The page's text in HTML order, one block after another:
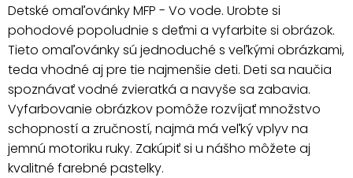
Detské omaľovánky MFP - Vo vode. Urobte si
pohodové popoludnie s deťmi a vyfarbite si obrázok.
Tieto omaľovánky sú jednoduché s veľkými obrázkami,
teda vhodné aj pre tie najmenšie deti. Deti sa naučia
spoznávať vodné zvieratká a navyše sa zabavia.
Vyfarbovanie obrázkov pomôže rozvíjať množstvo
schopností a zručností, najmä má veľký vplyv na
jemnú motoriku ruky. Zakúpiť si u nášho môžete aj
kvalitné farebné pastelky.